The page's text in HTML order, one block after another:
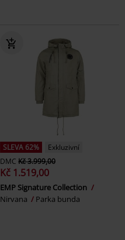
SLEVA 62%
Exkluzivní
DMC Kč 3.999,00
Kč 1.519,00
EMP Signature Collection
Nirvana
Parka bunda